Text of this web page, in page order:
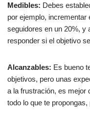
Medibles: Debes
por ejemplo, incrementar
seguidores en un 20%, y
responder si el objetivo
Alcanzables: Es bueno
objetivos, pero unas
a la frustración, es mejor
todo lo que te